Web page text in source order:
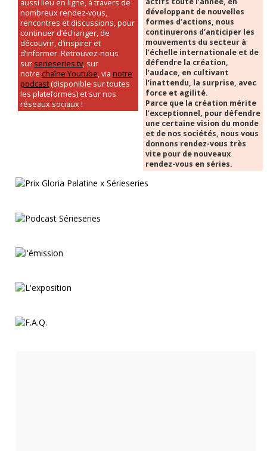
aussi lieu en ligne, à travers de
nombreux rendez-vous,
rencontres et discussions, pour
continuer d’échanger, de
découvrir, d’inspirer et
d’informer. Retrouvez-nous
sur serieseries.tv, sur
notre chaîne Youtube, vianotre
podcast (disponible sur toutes
les plateformes) et sur nos
réseaux sociaux !
développant de nouvelles
formes d’actions, nous
continuerons d’anticiper les
mouvements du secteur à
l’échelle internationale et de
défendre la création,
l’audace, en cultivant
l’inattendu, la surprise, avec
force et agilité.
Parce que la création mérite
l’exceptionnel, pour défendre
une certaine vision du monde
et de nos sociétés, nous vous
donnons rendez-vous très
vite pour de nouveaux
rendez-vous en séries.